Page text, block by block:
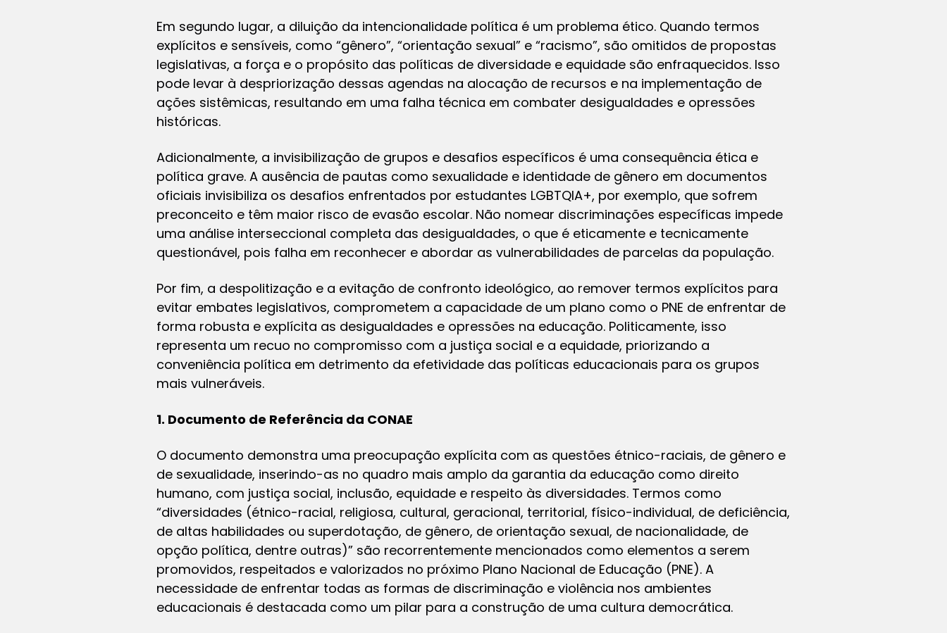
Em segundo lugar, a diluição da intencionalidade política é um problema ético. Quando termos
explícitos e sensíveis, como “gênero”, “orientação sexual” e “racismo”, são omitidos de propostas
legislativas, a força e o propósito das políticas de diversidade e equidade são enfraquecidos. Isso
pode levar à despriorização dessas agendas na alocação de recursos e na implementação de
ações sistêmicas, resultando em uma falha técnica em combater desigualdades e opressões
históricas.
Adicionalmente, a invisibilização de grupos e desafios específicos é uma consequência ética e
política grave. A ausência de pautas como sexualidade e identidade de gênero em documentos
oficiais invisibiliza os desafios enfrentados por estudantes LGBTQIA+, por exemplo, que sofrem
preconceito e têm maior risco de evasão escolar. Não nomear discriminações específicas impede
uma análise interseccional completa das desigualdades, o que é eticamente e tecnicamente
questionável, pois falha em reconhecer e abordar as vulnerabilidades de parcelas da população.
Por fim, a despolitização e a evitação de confronto ideológico, ao remover termos explícitos para
evitar embates legislativos, comprometem a capacidade de um plano como o PNE de enfrentar de
forma robusta e explícita as desigualdades e opressões na educação. Politicamente, isso
representa um recuo no compromisso com a justiça social e a equidade, priorizando a
conveniência política em detrimento da efetividade das políticas educacionais para os grupos
mais vulneráveis.
1. Documento de Referência da CONAE
O documento demonstra uma preocupação explícita com as questões étnico-raciais, de gênero e
de sexualidade, inserindo-as no quadro mais amplo da garantia da educação como direito
humano, com justiça social, inclusão, equidade e respeito às diversidades. Termos como
“diversidades (étnico-racial, religiosa, cultural, geracional, territorial, físico-individual, de deficiência,
de altas habilidades ou superdotação, de gênero, de orientação sexual, de nacionalidade, de
opção política, dentre outras)” são recorrentemente mencionados como elementos a serem
promovidos, respeitados e valorizados no próximo Plano Nacional de Educação (PNE). A
necessidade de enfrentar todas as formas de discriminação e violência nos ambientes
educacionais é destacada como um pilar para a construção de uma cultura democrática.